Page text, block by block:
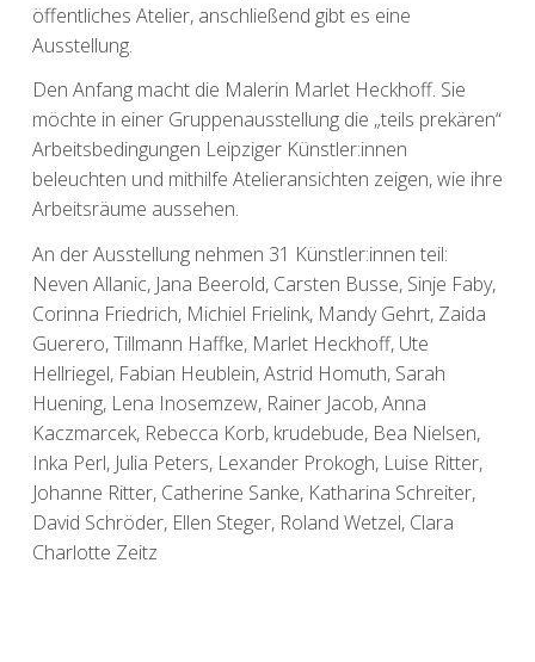
öffentliches Atelier, anschließend gibt es eine
Ausstellung.
Den Anfang macht die Malerin Marlet Heckhoff. Sie
möchte in einer Gruppenausstellung die „teils prekären“
Arbeitsbedingungen Leipziger Künstler:innen
beleuchten und mithilfe Atelieransichten zeigen, wie ihre
Arbeitsräume aussehen.
An der Ausstellung nehmen 31 Künstler:innen teil:
Neven Allanic, Jana Beerold, Carsten Busse, Sinje Faby,
Corinna Friedrich, Michiel Frielink, Mandy Gehrt, Zaida
Guerero, Tillmann Haffke, Marlet Heckhoff, Ute
Hellriegel, Fabian Heublein, Astrid Homuth, Sarah
Huening, Lena Inosemzew, Rainer Jacob, Anna
Kaczmarcek, Rebecca Korb, krudebude, Bea Nielsen,
Inka Perl, Julia Peters, Lexander Prokogh, Luise Ritter,
Johanne Ritter, Catherine Sanke, Katharina Schreiter,
David Schröder, Ellen Steger, Roland Wetzel, Clara
Charlotte Zeitz